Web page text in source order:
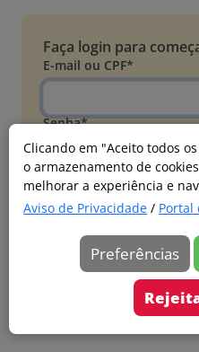
Clicando em "Aceito todos
o armazenamento de
melhorar a experiência e
Aviso de Privacidade / Portal
Preferências
Faça login para
E-mail ou CPF*
Senha*
Acessar
Ainda
Versão